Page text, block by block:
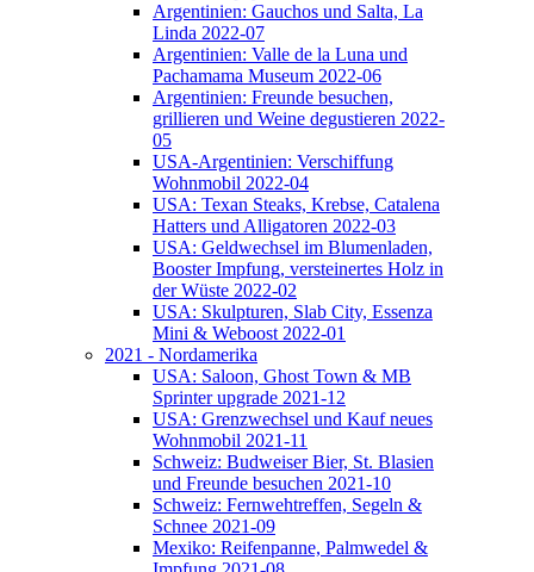
Argentinien: Gauchos und Salta, La
Linda 2022-07
Argentinien: Valle de la Luna und
Pachamama Museum 2022-06
Argentinien: Freunde besuchen,
grillieren und Weine degustieren 2022-
05
USA-Argentinien: Verschiffung
Wohnmobil 2022-04
USA: Texan Steaks, Krebse, Catalena
Hatters und Alligatoren 2022-03
USA: Geldwechsel im Blumenladen,
Booster Impfung, versteinertes Holz in
der Wüste 2022-02
USA: Skulpturen, Slab City, Essenza
Mini & Weboost 2022-01
2021 - Nordamerika
USA: Saloon, Ghost Town & MB
Sprinter upgrade 2021-12
USA: Grenzwechsel und Kauf neues
Wohnmobil 2021-11
Schweiz: Budweiser Bier, St. Blasien
und Freunde besuchen 2021-10
Schweiz: Fernwehtreffen, Segeln &
Schnee 2021-09
Mexiko: Reifenpanne, Palmwedel &